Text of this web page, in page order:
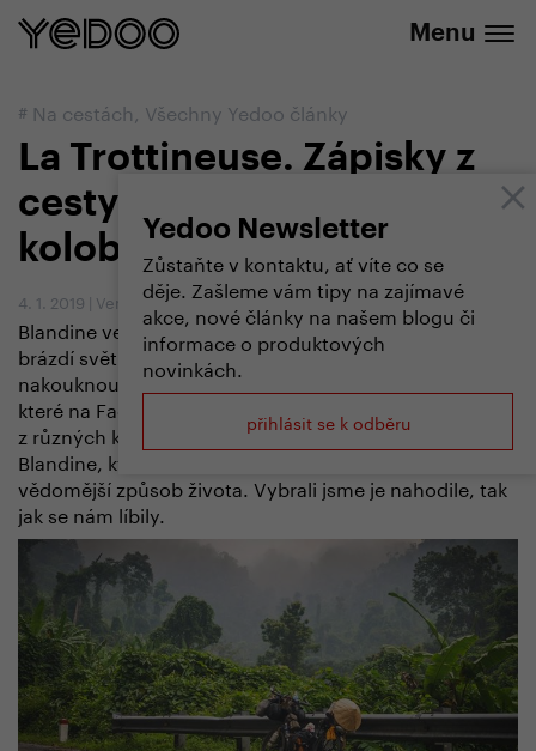
Menu
Yedoo Newsletter
Zůstaňte v kontaktu, ať víte co se
děje. Zašleme vám tipy na zajímavé
akce, nové články na našem blogu či
informace o produktových
novinkách.
přihlásit se k odběru
# Na cestách, Všechny Yedoo články
La Trottineuse. Zápisky z
cesty kolem světa na
koloběžce. Část 2.
4. 1. 2019 | Vendula Kosíková
Blandine vede jednoduchý život a už třetím rokem
brázdí svět na koloběžce. Pojďte spolu s námi
nakouknout do Blandininých cestovatelských zápisků,
které na Facebooku už sleduje přes 5 000 lidí
z různých končin světa. Jsou nevšední, stejně jako
Blandine, která svým nomádstvím uskutečňuje
vědomější způsob života. Vybrali jsme je nahodile, tak
jak se nám líbily.